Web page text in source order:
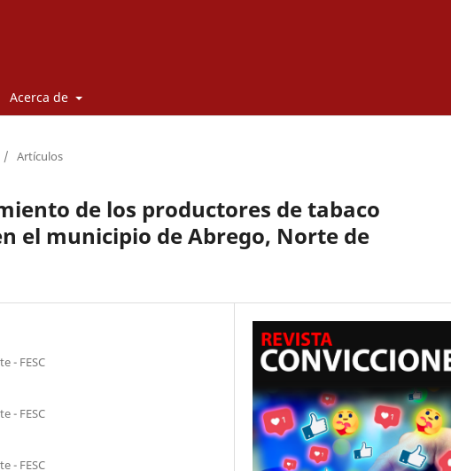
Acerca de
/ Artículos
de los productores de tabaco
el municipio de Abrego, Norte de
- FESC
- FESC
- FESC